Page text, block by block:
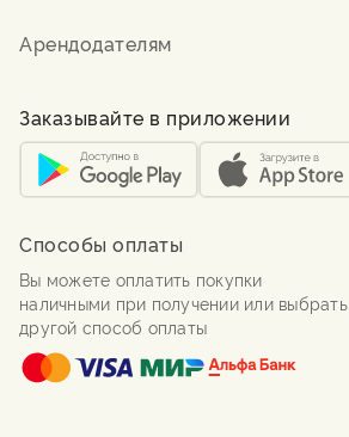
Арендодателям
Заказывайте в приложении
Способы оплаты
Вы можете оплатить покупки
наличными при получении или выбрать
другой способ оплаты